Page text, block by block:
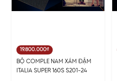
19.800.000₫
BỘ COMPLE NAM XÁM ĐẬM
ITALIA SUPER 160S S201-24